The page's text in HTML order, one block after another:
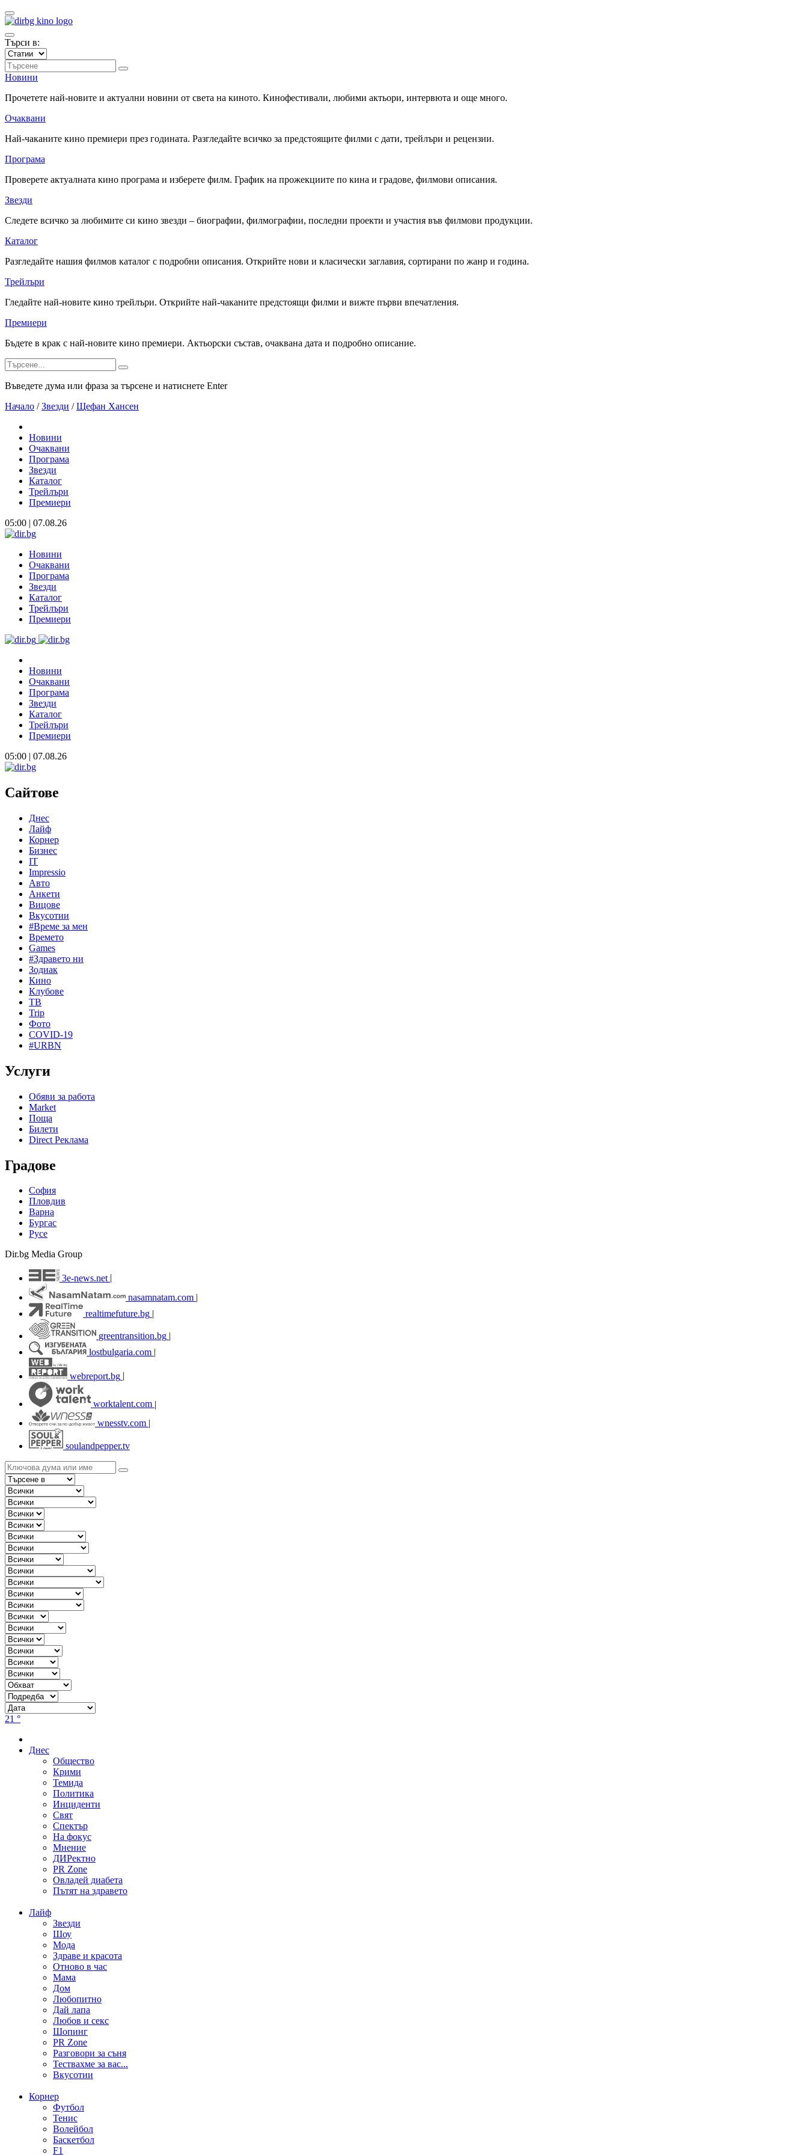
Търси в:
Новини
Прочетете най-новите и актуални новини от света на киното. Кинофестивали, любими актьори, интервюта и още много.
Очаквани
Най-чаканите кино премиери през годината. Разгледайте всичко за предстоящите филми с дати, трейлъри и рецензии.
Програма
Проверете актуалната кино програма и изберете филм. График на прожекциите по кина и градове, филмови описания.
Звезди
Следете всичко за любимите си кино звезди – биографии, филмографии, последни проекти и участия във филмови продукции.
Каталог
Разгледайте нашия филмов каталог с подробни описания. Открийте нови и класически заглавия, сортирани по жанр и година.
Трейлъри
Гледайте най-новите кино трейлъри. Открийте най-чаканите предстоящи филми и вижте първи впечатления.
Премиери
Бъдете в крак с най-новите кино премиери. Актьорски състав, очаквана дата и подробно описание.
Въведете дума или фраза за търсене и натиснете Enter
Начало / Звезди / Щефан Хансен
Новини
Очаквани
Програма
Звезди
Каталог
Трейлъри
Премиери
05:00 | 07.08.26
Новини
Очаквани
Програма
Звезди
Каталог
Трейлъри
Премиери
Новини
Очаквани
Програма
Звезди
Каталог
Трейлъри
Премиери
05:00 | 07.08.26
Сайтове
Днес
Лайф
Корнер
Бизнес
IT
Impressio
Авто
Анкети
Вицове
Вкусотии
#Време за мен
Времето
Games
#Здравето ни
Зодиак
Кино
Клубове
ТВ
Trip
Фото
COVID-19
#URBN
Услуги
Обяви за работа
Market
Поща
Билети
Direct Реклама
Градове
София
Пловдив
Варна
Бургас
Русе
Dir.bg Media Group
3e-news.net
nasamnatam.com |
realtimefuture.bg |
greentransition.bg |
lostbulgaria.com |
webreport.bg
worktalent.com |
wnesstv.com |
soulandpepper.tv
21 °
Днес
Общество
Крими
Темида
Политика
Инциденти
Свят
Спектър
На фокус
Мнение
ДИРектно
PR Zone
Овладей диабета
Пътят на здравето
Лайф
Звезди
Шоу
Мода
Здраве и красота
Отново в час
Мама
Дом
Любопитно
Дай лапа
Любов и секс
Шопинг
PR Zone
Разговори за съня
Тествахме за вас...
Вкусотии
Корнер
Футбол
Тенис
Волейбол
Баскетбол
F1